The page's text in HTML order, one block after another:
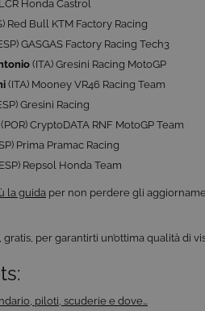
Honda Castrol
Red Bull KTM Factory Racing
GASGAS Factory Racing Tech3
(ITA) Gresini Racing MotoGP
(ITA) Mooney VR46 Racing Team
Gresini Racing
(POR) CryptoDATA RNF MotoGP Team
Prima Pramac Racing
Repsol Honda Team
la guida per non perdere gli
, gratis, per garantirti un’ottima qualità di
piloti, scuderie e dove…
visualizzazione del sito e
selezionati (es. lingua,
loro installazione, ma in tal
personali.
ASP.NET_SessionId
CookieScriptConsent